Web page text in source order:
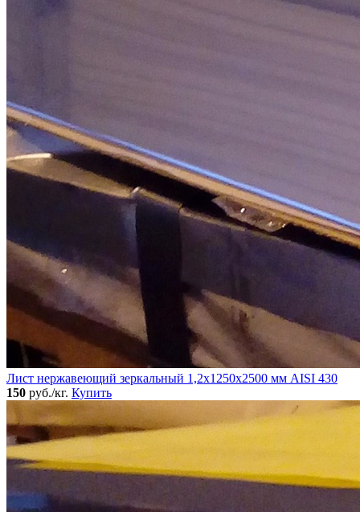
Лист нержавеющий зеркальный 1,2х1250х2500 мм AISI 430
150 руб./кг. Купить